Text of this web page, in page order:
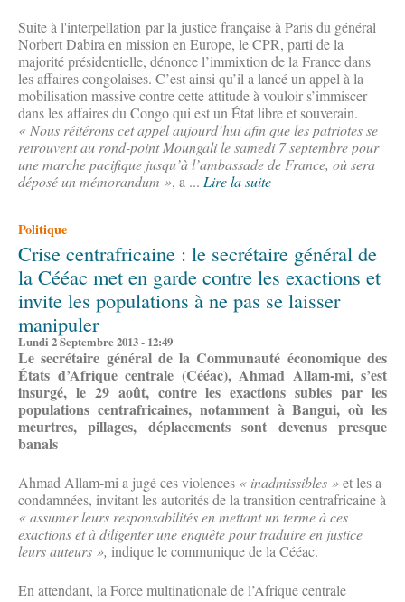
Suite à l'interpellation par la justice française à Paris du général
Norbert Dabira en mission en Europe, le CPR, parti de la
majorité présidentielle, dénonce l’immixtion de la France dans
les affaires congolaises. C’est ainsi qu’il a lancé un appel à la
mobilisation massive contre cette attitude à vouloir s’immiscer
dans les affaires du Congo qui est un État libre et souverain.
« Nous réitérons cet appel aujourd’hui afin que les patriotes se
retrouvent au rond-point Moungali le samedi 7 septembre pour
une marche pacifique jusqu’à l’ambassade de France, où sera
déposé un mémorandum », a ... Lire la suite
Politique
Crise centrafricaine : le secrétaire général de
la Cééac met en garde contre les exactions et
invite les populations à ne pas se laisser
manipuler
Lundi 2 Septembre 2013 - 12:49
Le secrétaire général de la Communauté économique des
États d’Afrique centrale (Cééac), Ahmad Allam-mi, s’est
insurgé, le 29 août, contre les exactions subies par les
populations centrafricaines, notamment à Bangui, où les
meurtres, pillages, déplacements sont devenus presque
banals
Ahmad Allam-mi a jugé ces violences « inadmissibles »et les a
condamnées, invitant les autorités de la transition centrafricaine à
« assumer leurs responsabilités en mettant un terme à ces
exactions et à diligenter une enquête pour traduire en justice
leurs auteurs », indique le communique de la Cééac.
En attendant, la Force multinationale de l’Afrique centrale